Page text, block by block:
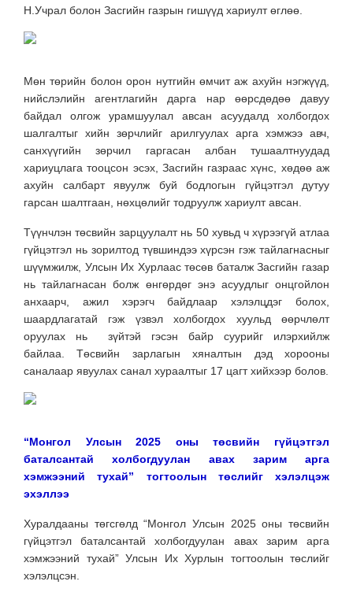
Н.Учрал болон Засгийн газрын гишүүд хариулт өглөө.
Мөн төрийн болон орон нутгийн өмчит аж ахуйн нэгжүүд,
нийслэлийн агентлагийн дарга нар өөрсдөдөө давуу
байдал олгож урамшуулал авсан асуудалд холбогдох
шалгалтыг хийн зөрчлийг арилгуулах арга хэмжээ авч,
санхүүгийн зөрчил гаргасан албан тушаалтнуудад
хариуцлага тооцсон эсэх, Засгийн газраас хүнс, хөдөө аж
ахуйн салбарт явуулж буй бодлогын гүйцэтгэл дутуу
гарсан шалтгаан, нөхцөлийг тодруулж хариулт авсан.
Түүнчлэн төсвийн зарцуулалт нь 50 хувьд ч хүрээгүй атлаа
гүйцэтгэл нь зорилтод түвшиндээ хүрсэн гэж тайлагнасныг
шүүмжилж, Улсын Их Хурлаас төсөв баталж Засгийн газар
нь тайлагнасан болж өнгөрдөг энэ асуудлыг онцгойлон
анхаарч, ажил хэрэгч байдлаар хэлэлцдэг болох,
шаардлагатай гэж үзвэл холбогдох хуульд өөрчлөлт
оруулах нь зүйтэй гэсэн байр суурийг илэрхийлж
байлаа.Төсвийн зарлагын хяналтын дэд хорооны
саналаар явуулах санал хураалтыг 17 цагт хийхээр болов.
“Монгол Улсын 2025 оны төсвийн гүйцэтгэл
баталсантай холбогдуулан авах зарим арга
хэмжээний тухай” тогтоолын төслийг хэлэлцэж
эхэллээ
Хуралдааны төгсгөлд “Монгол Улсын 2025 оны төсвийн
гүйцэтгэл баталсантай холбогдуулан авах зарим арга
хэмжээний тухай” Улсын Их Хурлын тогтоолын төслийг
хэлэлцсэн.